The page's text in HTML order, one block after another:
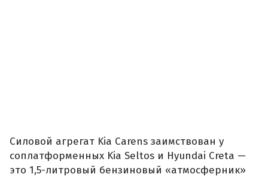
Силовой агрегат Kia Carens заимствован у
соплатформенных Kia Seltos и Hyundai Creta —
это 1,5-литровый бензиновый «атмосферник»